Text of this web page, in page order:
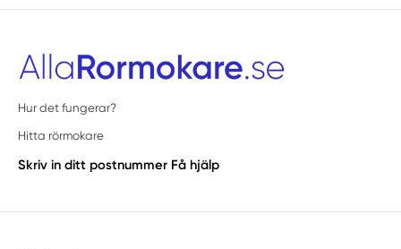
Hur det fungerar?
Hitta rörmokare
Skriv in ditt postnummer Få hjälp